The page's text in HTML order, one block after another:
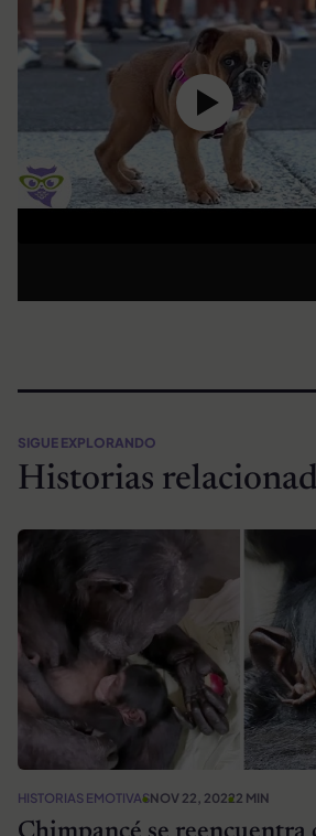
SIGUE EXPLORANDO
Historias
HISTORIAS EMOTIVASNOV 22, 20222 MIN